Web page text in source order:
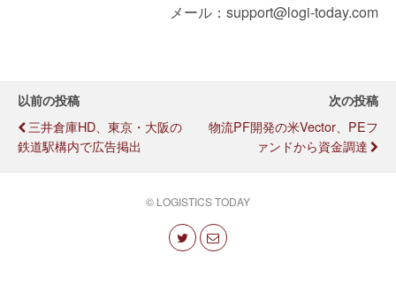
メール：support@logi-today.com
以前の投稿
三井倉庫HD、東京・大阪の
鉄道駅構内で広告掲出
次の投稿
物流PF開発の米Vector、PEフ
ァンドから資金調達
© LOGISTICS TODAY